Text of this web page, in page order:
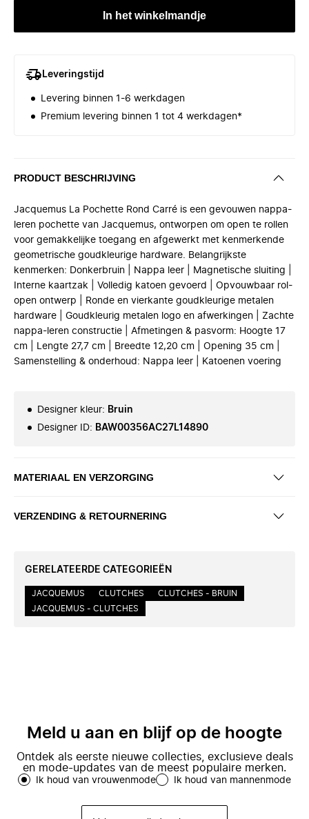
In het winkelmandje
Leveringstijd
Levering binnen 1-6 werkdagen
Premium levering binnen 1 tot 4 werkdagen*
PRODUCT BESCHRIJVING
Jacquemus La Pochette Rond Carré is een gevouwen nappa-
leren pochette van Jacquemus, ontworpen om open te rollen
voor gemakkelijke toegang en afgewerkt met kenmerkende
geometrische goudkleurige hardware. Belangrijkste
kenmerken: Donkerbruin | Nappa leer | Magnetische sluiting |
Interne kaartzak | Volledig katoen gevoerd | Opvouwbaar rol-
open ontwerp | Ronde en vierkante goudkleurige metalen
hardware | Goudkleurig metalen logo en afwerkingen | Zachte
nappa-leren constructie | Afmetingen & pasvorm: Hoogte 17
cm | Lengte 27,7 cm | Breedte 12,20 cm | Opening 35 cm |
Samenstelling & onderhoud: Nappa leer | Katoenen voering
Designer kleur: Bruin
Designer ID: BAW00356AC27L14890
MATERIAAL EN VERZORGING
VERZENDING & RETOURNERING
GERELATEERDE CATEGORIEËN
JACQUEMUS CLUTCHES
CLUTCHES - BRUIN
JACQUEMUS - CLUTCHES
Meld u aan en blijf op de hoogte
Ontdek als eerste nieuwe collecties, exclusieve deals
en mode-updates van de meest populaire merken.
Ik houd van vrouwenmode Ik houd van mannenmode